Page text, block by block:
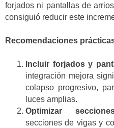
forjados ni pantallas de
consiguió reducir este
Recomendaciones
Incluir forjados y
integración mejora
colapso progresivo,
luces amplias.
Optimizar
secciones de vigas y